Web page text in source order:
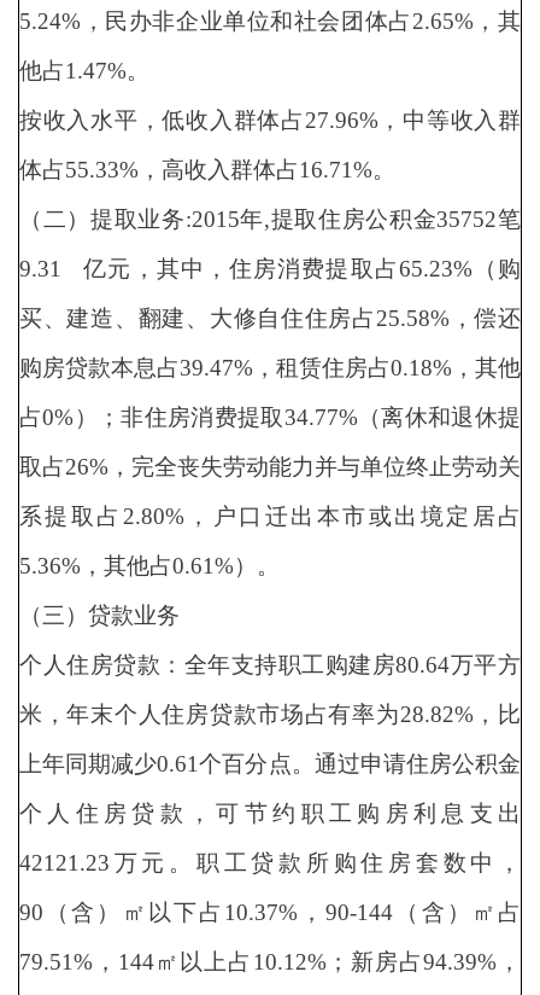
5.24%，民办非企业单位和社会团体占2.65%，其
他占1.47%。
按收入水平，低收入群体占27.96%，中等收入群
体占55.33%，高收入群体占16.71%。
（二）提取业务:2015年,提取住房公积金35752笔
9.31 亿元，其中，住房消费提取占65.23%（购
买、建造、翻建、大修自住住房占25.58%，偿还
购房贷款本息占39.47%，租赁住房占0.18%，其他
占0%）；非住房消费提取34.77%（离休和退休提
取占26%，完全丧失劳动能力并与单位终止劳动关
系提取占2.80%，户口迁出本市或出境定居占
5.36%，其他占0.61%）。
（三）贷款业务
个人住房贷款：全年支持职工购建房80.64万平方
米，年末个人住房贷款市场占有率为28.82%，比
上年同期减少0.61个百分点。通过申请住房公积金
个人住房贷款，可节约职工购房利息支出
42121.23万元。职工贷款所购住房套数中，
90（含）㎡以下占10.37%，90-144（含）㎡占
79.51%，144㎡以上占10.12%；新房占94.39%，